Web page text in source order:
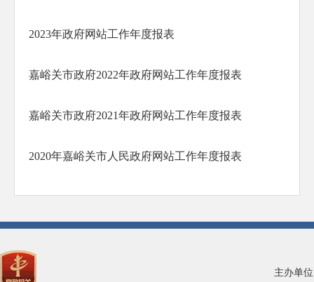
2023年政府网站工作年度报表
嘉峪关市政府2022年政府网站工作年度报表
嘉峪关市政府2021年政府网站工作年度报表
2020年嘉峪关市人民政府网站工作年度报表
主办单